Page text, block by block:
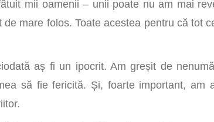
mii oamenii – unii poate nu am mai
mare folos. Toate acestea pentru că tot
aș fi un ipocrit. Am greșit de
să fie fericită. Și, foarte important, am